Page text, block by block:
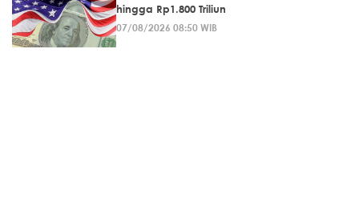
hingga Rp1.800 Triliun
07/08/2026 08:50 WIB